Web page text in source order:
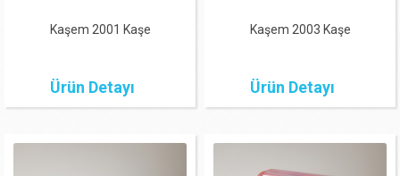
Kaşem 2001 Kaşe
Ürün Detayı
Kaşem 2003 Kaşe
Ürün Detayı